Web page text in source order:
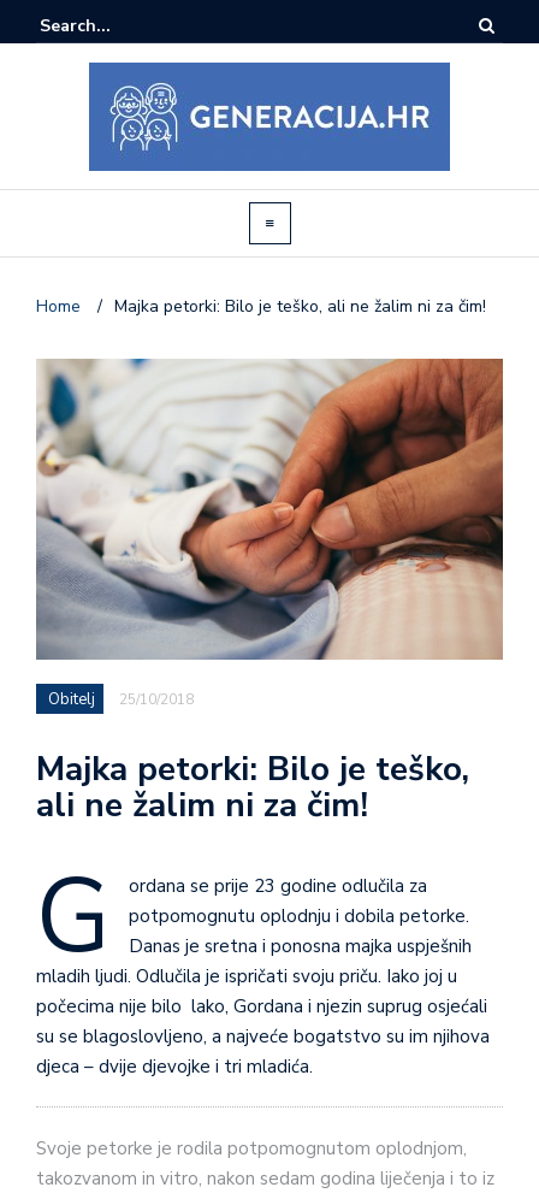
Home / Majka petorki: Bilo je teško, ali ne žalim ni za čim!
Obitelj 25/10/2018
Majka petorki: Bilo je teško,
ali ne žalim ni za čim!
G
ordana se prije 23 godine odlučila za
potpomognutu oplodnju i dobila petorke.
Danas je sretna i ponosna majka uspješnih
mladih ljudi. Odlučila je ispričati svoju priču. Iako joj u
počecima nije bilo lako, Gordana i njezin suprug osjećali
su se blagoslovljeno, a najveće bogatstvo su im njihova
djeca – dvije djevojke i tri mladića.
Svoje petorke je rodila potpomognutom oplodnjom,
takozvanom in vitro, nakon sedam godina liječenja i to iz